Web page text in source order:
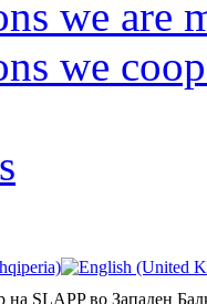
we are
we
SLAPP во Западен